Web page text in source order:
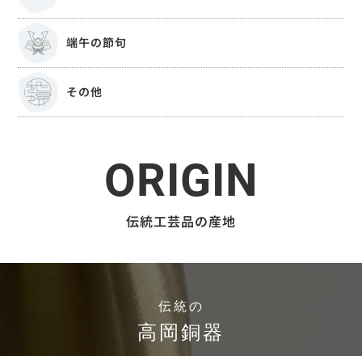
端午の節句
その他
ORIGIN
伝統工芸品の産地
伝統の
高岡銅器